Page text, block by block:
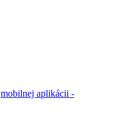
mobilnej aplikácii -